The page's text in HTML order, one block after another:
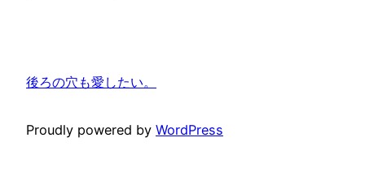
後ろの穴も愛したい。
Proudly powered by WordPress